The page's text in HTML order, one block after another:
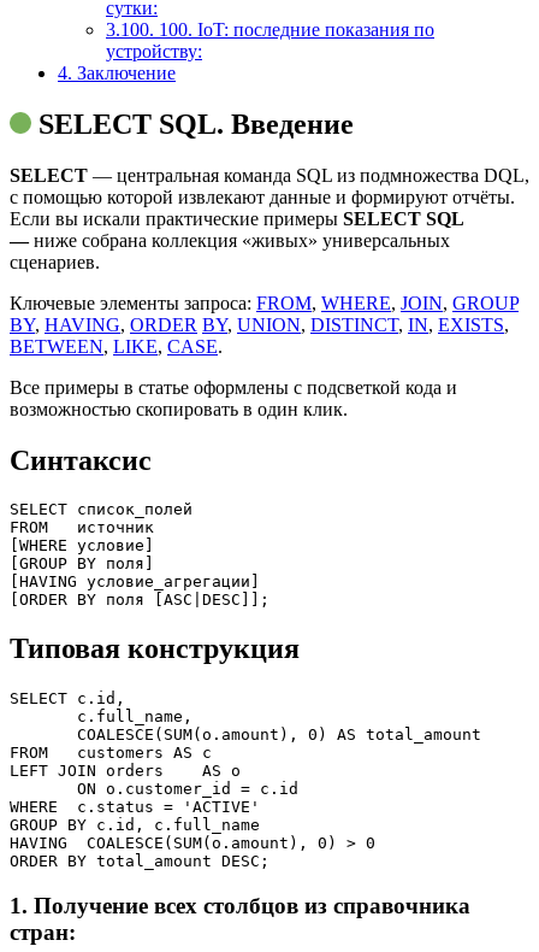
сутки:
3.100. 100. IoT: последние показания по
устройству:
4. Заключение
SELECT SQL. Введение
SELECT — центральная команда SQL из подмножества DQL,
с помощью которой извлекают данные и формируют отчёты.
Если вы искали практические примеры SELECT SQL
—ниже собрана коллекция «живых» универсальных
сценариев.
Ключевые элементы запроса: FROM, WHERE, JOIN, GROUP
BY, HAVING, ORDER BY, UNION, DISTINCT, IN, EXISTS,
BETWEEN, LIKE, CASE.
Все примеры в статье оформлены с подсветкой кода и
возможностью скопировать в один клик.
Синтаксис
SELECT список_полей
FROM   источник
[WHERE условие]
[GROUP BY поля]
[HAVING условие_агрегации]
Типовая конструкция
SELECT c.id,
       c.full_name,
       COALESCE(SUM(o.amount), 0) AS total_amount
FROM   customers AS c
LEFT JOIN orders    AS o
       ON o.customer_id = c.id
WHERE  c.status = 'ACTIVE'
GROUP BY c.id, c.full_name
HAVING  COALESCE(SUM(o.amount), 0) > 0
1. Получение всех столбцов из справочника
стран: